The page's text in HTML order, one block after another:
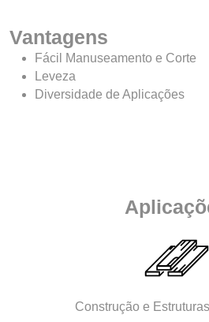
Vantagens
Fácil Manuseamento e Corte
Leveza
Diversidade de Aplicações
Construção e